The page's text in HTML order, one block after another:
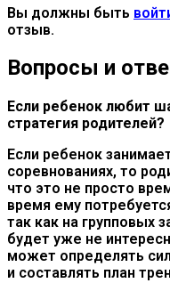
Вы должны быть
отзыв.
Вопросы и
Если ребенок любит
стратегия родителей?
Если ребенок
соревнованиях, то
что это не просто
время ему
так как на групповых
будет уже не
может определять
и составлять план